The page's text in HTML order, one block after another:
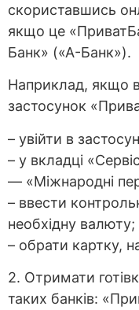
скориставшись
якщо це
Банк» («А-Банк»).
Наприклад, якщо
застосунок
– увійти в
– у вкладці
— «Міжнародні
– ввести
необхідну валюту;
– обрати картку,
2. Отримати
таких банків: